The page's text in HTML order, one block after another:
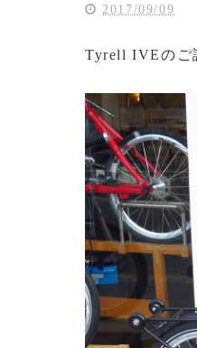
2017/09/09
Tyrell IVEのご